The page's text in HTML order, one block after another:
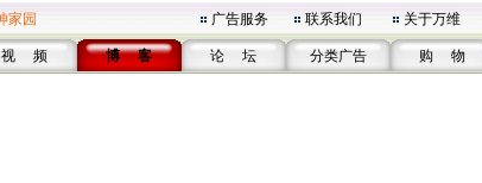
家园 广告服务 联系我们 关于万维
视 频 博 客 论 坛 分类广告 购 物